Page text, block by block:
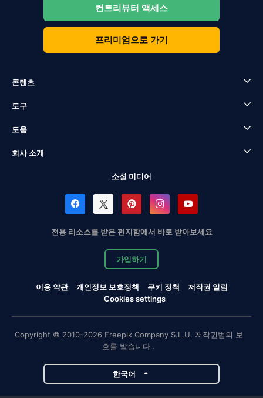
컨트리뷰터 액세스
프리미엄으로 가기
콘텐츠
도구
도움
회사 소개
소셜 미디어
전용 리소스를 받은 편지함에서 바로 받아보세요
가입하기
이용 약관 개인정보 보호정책 쿠키 정책
저작권 알림
Cookies settings
Copyright © 2010-2026 Freepik Company S.L.U. 저작권법의 보
호를 받습니다..
한국어